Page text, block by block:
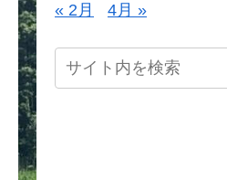
« 2月 4月 »